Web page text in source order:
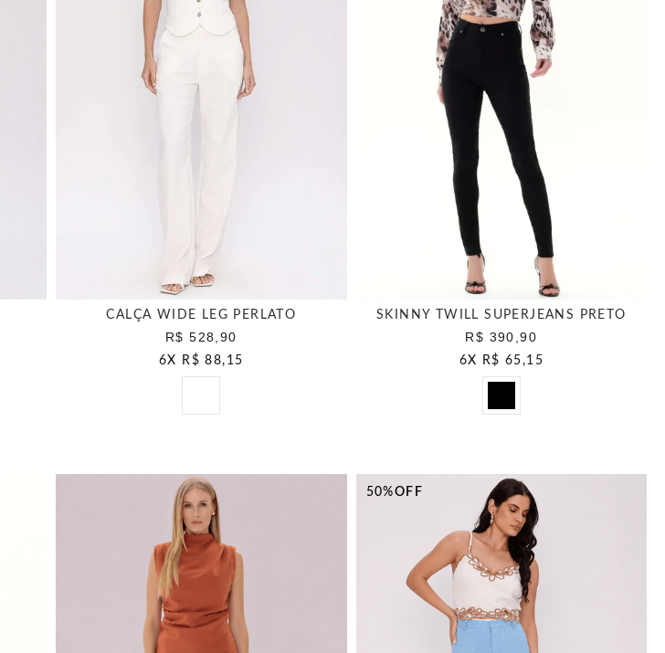
CALÇA WIDE LEG PERLATO
R$ 528,90
6X R$ 88,15
SKINNY TWILL SUPERJEANS PRETO
R$ 390,90
6X R$ 65,15
50%OFF